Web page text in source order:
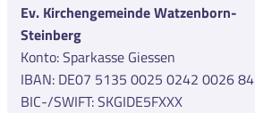
Ev. Kirchengemeinde Watzenborn-
Steinberg
Konto: Sparkasse Giessen
IBAN: DE07 5135 0025 0242 0026 84
BIC-/SWIFT: SKGIDE5FXXX